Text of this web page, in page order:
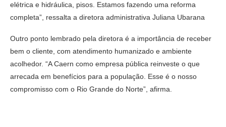
elétrica e hidráulica, pisos. Estamos fazendo uma reforma
completa”, ressalta a diretora administrativa Juliana Ubarana
Outro ponto lembrado pela diretora é a importância de receber
bem o cliente, com atendimento humanizado e ambiente
acolhedor. “A Caern como empresa pública reinveste o que
arrecada em benefícios para a população. Esse é o nosso
compromisso com o Rio Grande do Norte”, afirma.